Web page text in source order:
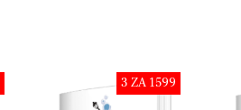
3 ZA 1599